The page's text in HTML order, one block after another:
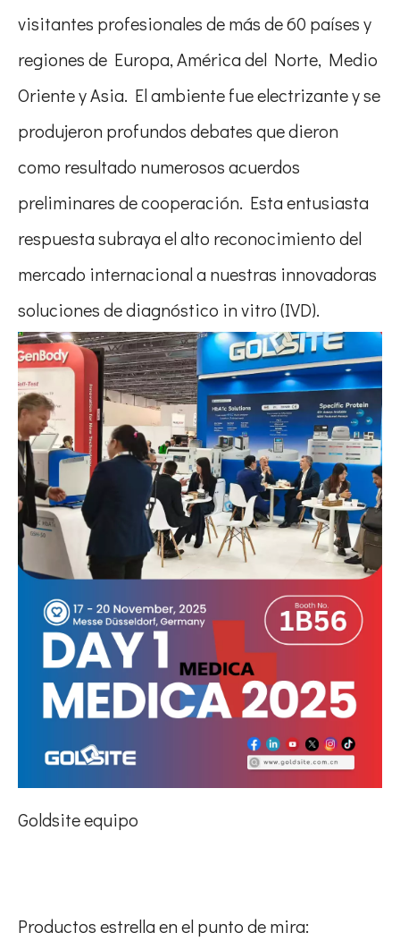
visitantes profesionales de más de 60 países y
regiones de Europa, América del Norte, Medio
Oriente y Asia. El ambiente fue electrizante y se
produjeron profundos debates que dieron
como resultado numerosos acuerdos
preliminares de cooperación. Esta entusiasta
respuesta subraya el alto reconocimiento del
mercado internacional a nuestras innovadoras
soluciones de diagnóstico in vitro (IVD).
Goldsite equipo
Productos estrella en el punto de mira: